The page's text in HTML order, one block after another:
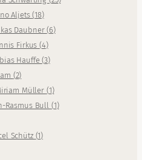
Aljets(18)
Daubner(6)
Firkus(4)
Hauffe(3)
(2)
Müller (1)
Rasmus Bull (1)
Schütz (1)